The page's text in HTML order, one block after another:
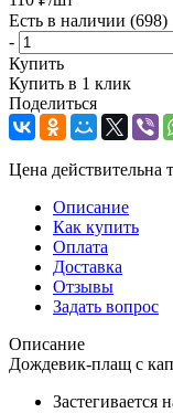
Есть в наличии (698)
-
Купить
Купить в 1 клик
Поделиться
Цена действительна
Описание
Как купить
Оплата
Доставка
Отзывы
Задать вопрос
Описание
Дождевик-плащ с
Застегивается